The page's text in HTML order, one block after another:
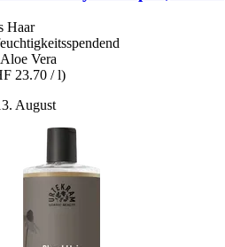
Haar
Vera
23.70 / l)
August